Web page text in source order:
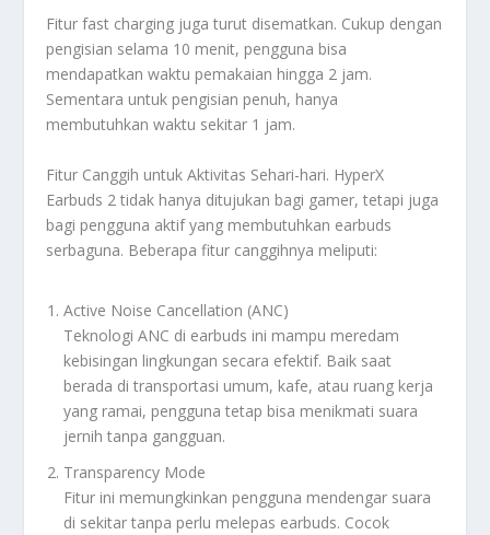
Fitur fast charging juga turut disematkan. Cukup dengan
pengisian selama 10 menit, pengguna bisa
mendapatkan waktu pemakaian hingga 2 jam.
Sementara untuk pengisian penuh, hanya
membutuhkan waktu sekitar 1 jam.
Fitur Canggih untuk Aktivitas Sehari-hari. HyperX
Earbuds 2 tidak hanya ditujukan bagi gamer, tetapi juga
bagi pengguna aktif yang membutuhkan earbuds
serbaguna. Beberapa fitur canggihnya meliputi:
Active Noise Cancellation (ANC)
Teknologi ANC di earbuds ini mampu meredam
kebisingan lingkungan secara efektif. Baik saat
berada di transportasi umum, kafe, atau ruang kerja
yang ramai, pengguna tetap bisa menikmati suara
jernih tanpa gangguan.
Transparency Mode
Fitur ini memungkinkan pengguna mendengar suara
di sekitar tanpa perlu melepas earbuds. Cocok